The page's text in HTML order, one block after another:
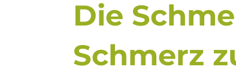
Die
Schmerz